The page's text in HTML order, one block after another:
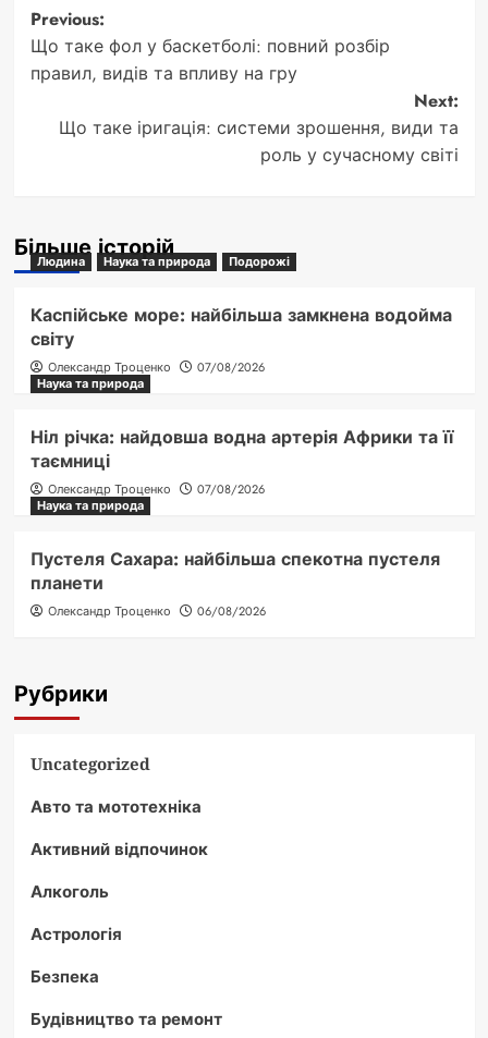
Post
navigation
Previous:
Що таке фол у баскетболі: повний розбір
правил, видів та впливу на гру
Next:
Що таке іригація: системи зрошення, види та
роль у сучасному світі
Більше історій
Людина Наука та природа Подорожі
Каспійське море: найбільша замкнена водойма
світу
Олександр Троценко
07/08/2026
Наука та природа
Ніл річка: найдовша водна артерія Африки та її
таємниці
Олександр Троценко
07/08/2026
Наука та природа
Пустеля Сахара: найбільша спекотна пустеля
планети
Олександр Троценко 06/08/2026
Рубрики
Uncategorized
Авто та мототехніка
Активний відпочинок
Алкоголь
Астрологія
Безпека
Будівництво та ремонт